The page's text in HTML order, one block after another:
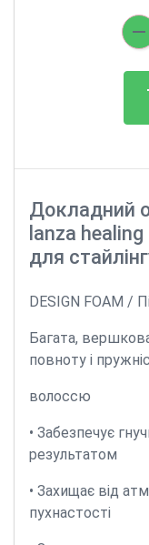
Докладний
lanza
для
DESIGN FOAM /
Багата,
повноту і
волоссю
• Забезпечує
результатом
• Захищає від
пухнастості